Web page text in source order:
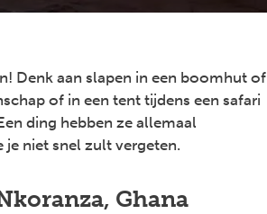
Denk aan slapen in een boomhut of
of in een tent tijdens een safari
ding hebben ze allemaal
je niet snel zult vergeten.
Ghana